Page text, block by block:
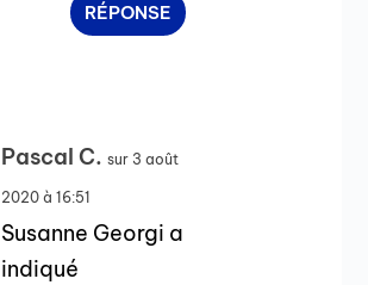
RÉPONSE
Pascal C. sur 3 août
2020 à 16:51
Susanne Georgi a
indiqué